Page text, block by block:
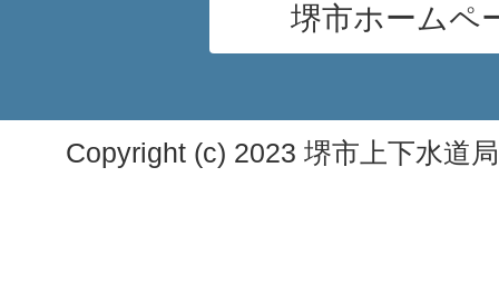
堺市ホームペ
Copyright (c) 2023 堺市上下水道